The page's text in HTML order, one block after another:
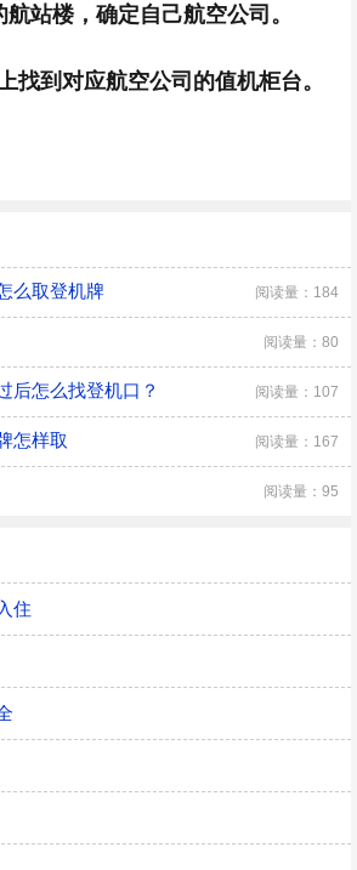
站楼，确定自己航空公司。
找到对应航空公司的值机柜台。
么取登机牌 阅读量：184
阅读量：80
后怎么找登机口？ 阅读量：107
怎样取 阅读量：167
阅读量：95
住